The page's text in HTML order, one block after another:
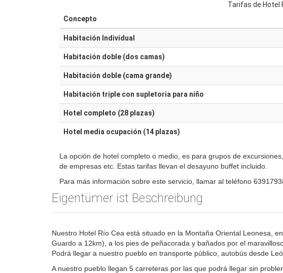
Tarifas de Hotel
Concepto
Habitación Individual
Habitación doble (dos camas)
Habitación doble (cama grande)
Habitación triple con supletoria para niño
Hotel completo (28 plazas)
Hotel media ocupación (14 plazas)
La opción de hotel completo o medio, es para grupos de
de empresas etc. Estas tarifas llevan el desayuno buffet incluido.
Para más información sobre este servicio, llamar al teléfono
Eigentümer ist Beschreibung
Nuestro Hotel Río Cea está situado en la Montaña Oriental Leonesa,
Guardo a 12km), a los pies de peñacorada y bañados por el
Podrá llegar a nuestro pueblo en transporte público, autobús desde
A nuestro pueblo llegan 5 carreteras por las que podrá llegar sin